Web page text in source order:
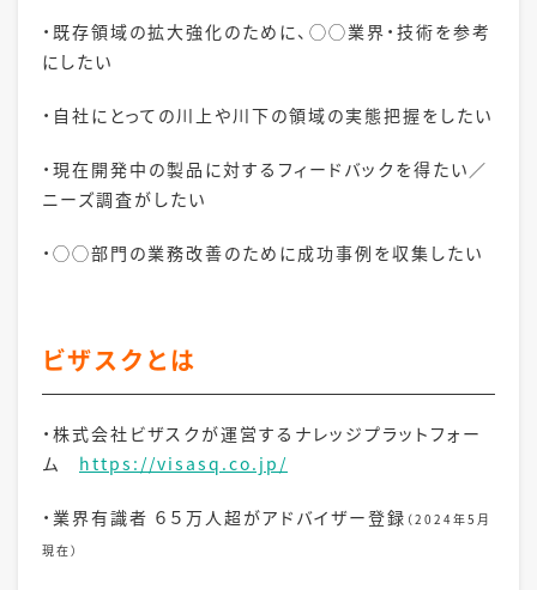
・既存領域の拡大強化のために、◯◯業界・技術を参考
にしたい
・自社にとっての川上や川下の領域の実態把握をしたい
・現在開発中の製品に対するフィードバックを得たい／
ニーズ調査がしたい
・◯◯部門の業務改善のために成功事例を収集したい
ビザスクとは
・株式会社ビザスクが運営するナレッジプラットフォー
ム https://visasq.co.jp/
・業界有識者 ６５万人超がアドバイザー登録 （2024年5月
現在）